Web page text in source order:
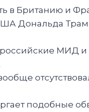
в Британию и
Дональда
российские МИД
подобные